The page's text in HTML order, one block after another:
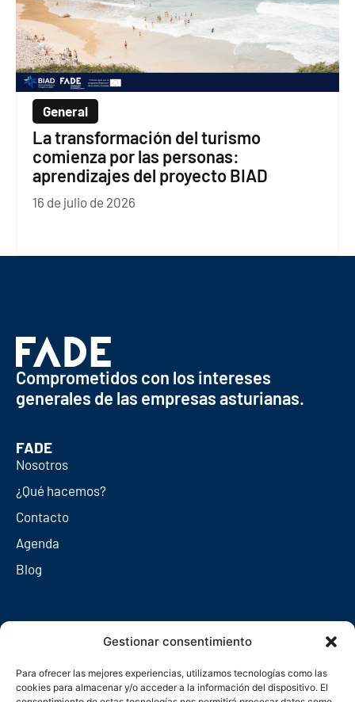
Gestionar consentimiento
Para ofrecer las mejores experiencias, utilizamos tecnologías como las
cookies para almacenar y/o acceder a la información del dispositivo. El
General
La transformación del turismo
comienza por las personas:
aprendizajes del proyecto BIAD
16 de julio de 2026
Comprometidos con los intereses
generales de las empresas asturianas.
FADE
Nosotros
¿Qué hacemos?
Contacto
Agenda
Blog
Redes sociales